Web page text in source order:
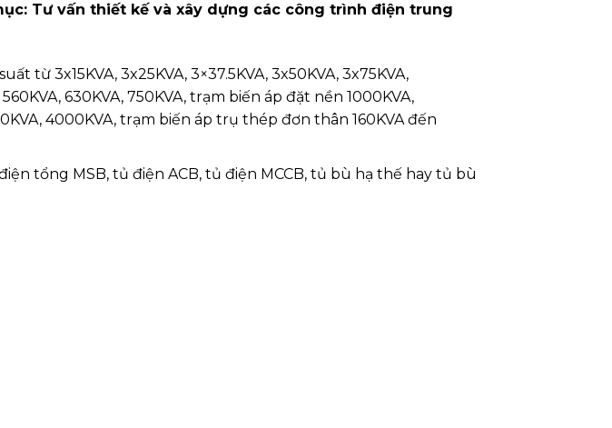
Tư vấn thiết kế và xây dựng các công trình điện trung
từ 3x15KVA, 3x25KVA, 3×37.5KVA, 3x50KVA, 3x75KVA,
630KVA, 750KVA, trạm biến áp đặt nền 1000KVA,
4000KVA, trạm biến áp trụ thép đơn thân 160KVA đến
tổng MSB, tủ điện ACB, tủ điện MCCB, tủ bù hạ thế hay tủ bù